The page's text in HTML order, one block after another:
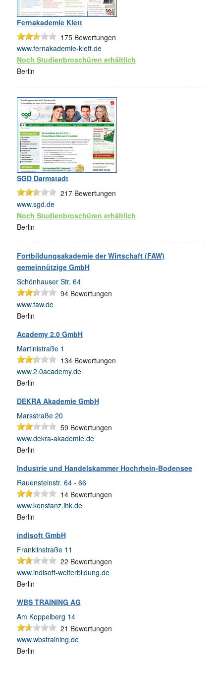
Fernakademie Klett
175Bewertungen
www.fernakademie-klett.de
Noch Studienbroschüren erhältlich
Berlin
SGD Darmstadt
217Bewertungen
www.sgd.de
Noch Studienbroschüren erhältlich
Berlin
Fortbildungsakademie der Wirtschaft (FAW)
gemeinnützige GmbH
Schönhauser Str. 64
94Bewertungen
www.faw.de
Berlin
Academy 2.0 GmbH
Martinistraße 1
134Bewertungen
www.2.0academy.de
Berlin
DEKRA Akademie GmbH
Marsstraße 20
59 Bewertungen
www.dekra-akademie.de
Berlin
Industrie und Handelskammer Hochrhein-Bodensee
Rauensteinstr. 64 - 66
14Bewertungen
www.konstanz.ihk.de
Berlin
indisoft GmbH
Franklinstraße 11
22 Bewertungen
www.indisoft-weiterbildung.de
Berlin
WBS TRAINING AG
Am Koppelberg 14
21 Bewertungen
www.wbstraining.de
Berlin